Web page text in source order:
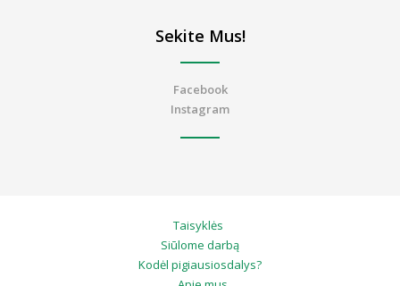
Sekite Mus!
Facebook
Instagram
Taisyklės
Siūlome darbą
Kodėl pigiausiosdalys?